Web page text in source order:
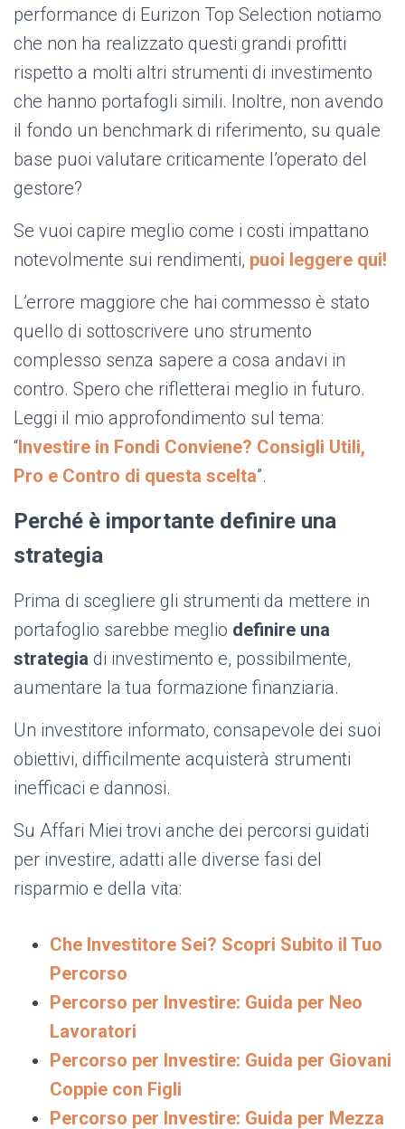
performance di Eurizon Top Selection notiamo
che non ha realizzato questi grandi profitti
rispetto a molti altri strumenti di investimento
che hanno portafogli simili. Inoltre, non avendo
il fondo un benchmark di riferimento, su quale
base puoi valutare criticamente l’operato del
gestore?
Se vuoi capire meglio come i costi impattano
notevolmente sui rendimenti, puoi leggere qui!
L’errore maggiore che hai commesso è stato
quello di sottoscrivere uno strumento
complesso senza sapere a cosa andavi in
contro. Spero che rifletterai meglio in futuro.
Leggi il mio approfondimento sul tema:
“Investire in Fondi Conviene? Consigli Utili,
Pro e Contro di questa scelta”.
Perché è importante definire una
strategia
Prima di scegliere gli strumenti da mettere in
portafoglio sarebbe meglio definire una
strategia di investimento e, possibilmente,
aumentare la tua formazione finanziaria.
Un investitore informato, consapevole dei suoi
obiettivi, difficilmente acquisterà strumenti
inefficaci e dannosi.
Su Affari Miei trovi anche dei percorsi guidati
per investire, adatti alle diverse fasi del
risparmio e della vita:
Che Investitore Sei? Scopri Subito il Tuo
Percorso
Percorso per Investire: Guida per Neo
Lavoratori
Percorso per Investire: Guida per Giovani
Coppie con Figli
Percorso per Investire: Guida per Mezza